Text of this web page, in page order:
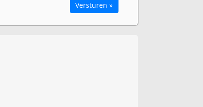
Versturen »